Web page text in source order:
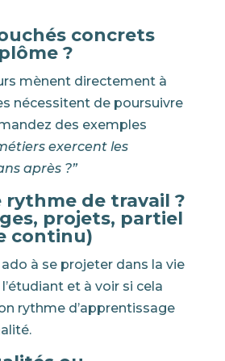
concrets
?
mènent directement à
nécessitent de poursuivre
des exemples
exercent les
après ?”
rythme de travail ?
projets, partiel
continu)
à se projeter dans la vie
et à voir si cela
rythme d’apprentissage